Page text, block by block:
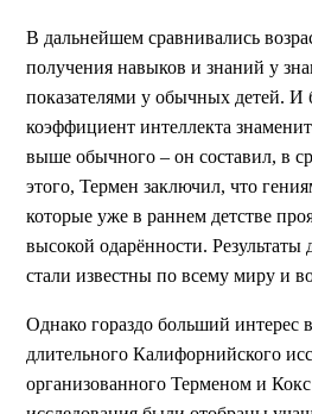
В дальнейшем сравнивались
получения навыков и знаний у
показателями у обычных детей. И
коэффициент интеллекта
выше обычного – он составил, в
этого, Термен заключил, что
которые уже в раннем детстве
высокой одарённости. Результаты
стали известны по всему миру и
Однако гораздо больший интерес
длительного Калифорнийского
организованного Терменом и